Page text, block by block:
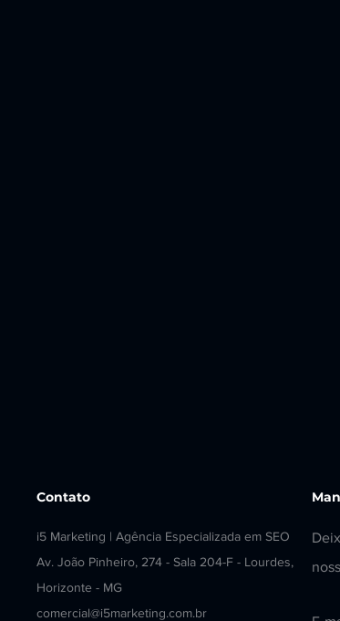
Contato
i5 Marketing | Agência Especializada em SEO em BH
Av. João Pinheiro, 274 - Sala 204-F - Lourdes, Belo
Horizonte - MG
comercial@i5marketing.com.br